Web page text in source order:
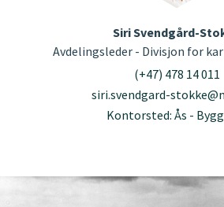
Siri Svendgård-
Avdelingsleder - Divisjon for
(+47) 478 14 011
siri.svendgard-
Kontorsted: Ås -